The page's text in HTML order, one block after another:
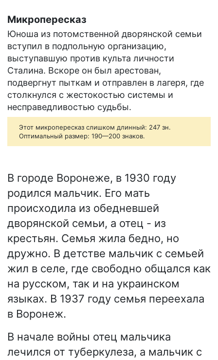
Микропересказ
Юноша из потомственной дворянской семьи
вступил в подпольную организацию,
выступавшую против культа личности
Сталина. Вскоре он был арестован,
подвергнут пыткам и отправлен в лагеря, где
столкнулся с жестокостью системы и
несправедливостью судьбы.
Этот микропересказ слишком длинный: 247 зн.
Оптимальный размер: 190—200 знаков.
В городе Воронеже, в 1930 году
родился мальчик. Его мать
происходила из обедневшей
дворянской семьи, а отец - из
крестьян. Семья жила бедно, но
дружно. В детстве мальчик с семьей
жил в селе, где свободно общался как
на русском, так и на украинском
языках. В 1937 году семья переехала
в Воронеж.
В начале войны отец мальчика
лечился от туберкулеза, а мальчик с